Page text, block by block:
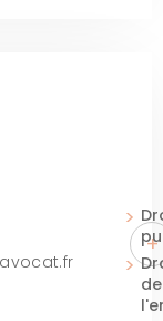
de
+